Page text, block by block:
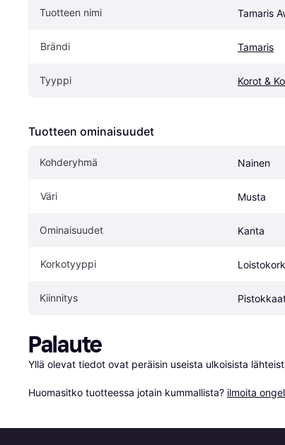
Tuotteen nimi Tamaris
Brändi Tamaris
Tyyppi Korot &
Tuotteen ominaisuudet
Kohderyhmä Nainen
Väri Musta
Ominaisuudet Kanta
Korkotyyppi
Kiinnitys
Palaute
Yllä olevat tiedot ovat peräisin useista ulkoisista
Huomasitko tuotteessa jotain kummallista? ilmoita